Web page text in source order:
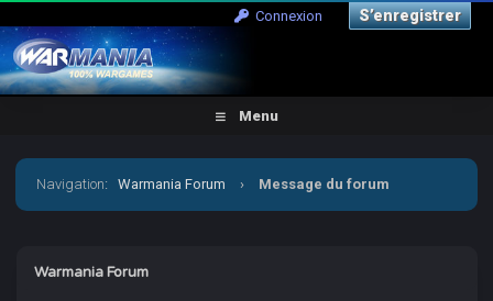
Connexion S’enregistrer
Menu
Navigation:Warmania Forum › Message du forum
Warmania Forum